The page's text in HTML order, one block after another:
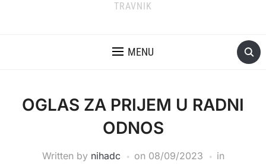
TRAVNIK
MENU
OGLAS ZA PRIJEM U RADNI
ODNOS
Written by nihadc on 08/09/2023
in